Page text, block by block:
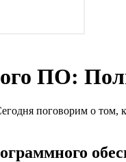
ПО:
поговорим о том,